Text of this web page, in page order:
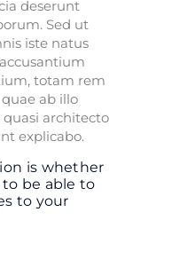
deserunt
Sed ut
iste natus
totam rem
ab illo
architecto
explicabo.
is whether
be able to
to your